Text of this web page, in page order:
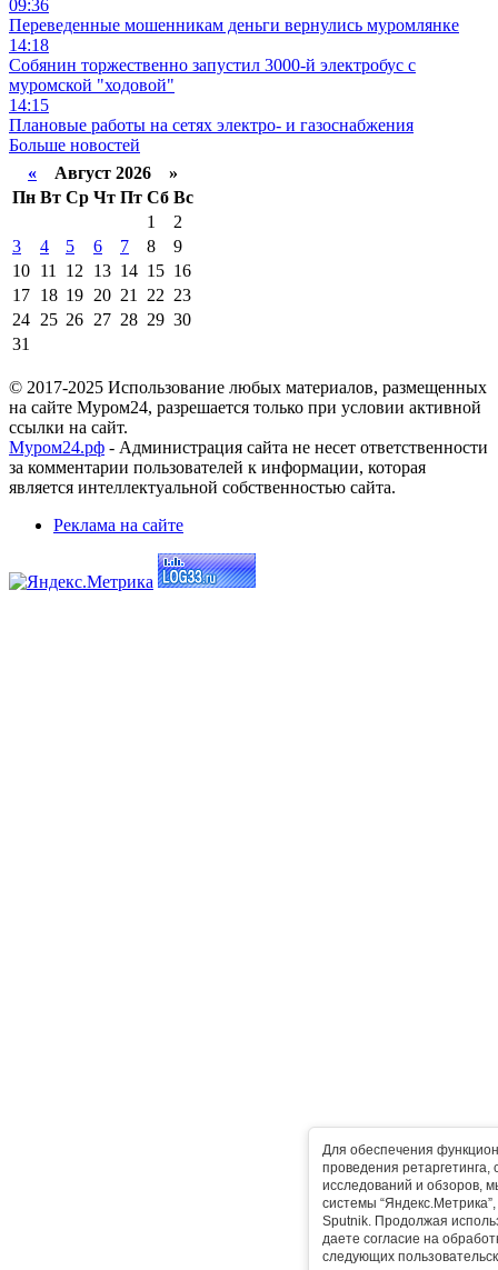
Для обеспечения
проведения ретаргетинга,
исследований и обзоров,
системы
Sputnik. Продолжая
даете согласие на
следующих
09:36
Переведенные мошенникам деньги вернулись муромлянке
14:18
Собянин торжественно запустил 3000-й электробус с
муромской "ходовой"
14:15
Плановые работы на сетях электро- и газоснабжения
Больше новостей
« Август 2026 »
Пн Вт Ср Чт Пт Сб Вс
1
2
3
4 5 6 7 8
9
10 11 12 13 14 15 16
17 18 19 20 21 22 23
24 25 26 27 28 29 30
31
© 2017-2025 Использование любых материалов, размещенных
на сайте Муром24, разрешается только при условии активной
ссылки на сайт.
Муром24.рф - Администрация сайта не несет ответственности
за комментарии пользователей к информации, которая
является интеллектуальной собственностью сайта.
Реклама на сайте